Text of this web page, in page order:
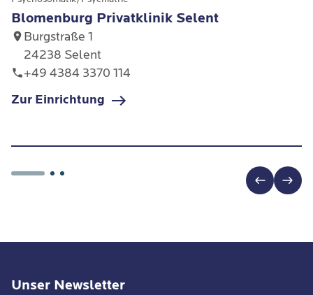
Blomenburg Privatklinik Selent
Burgstraße 1
24238 Selent
+49 4384 3370 114
Zur Einrichtung
Unser Newsletter